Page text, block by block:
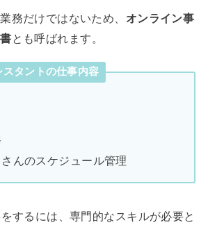
務だけではないため、 オンライン事
とも呼ばれます。
スタントの仕事内容
さんのスケジュール管理
するには、専門的なスキルが必要と